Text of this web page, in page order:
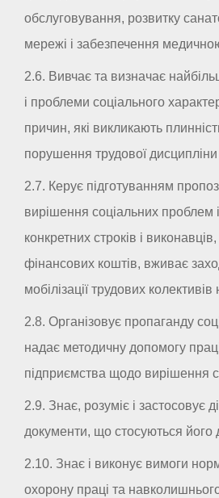
обслуговування, розвитку
мережі і забезпечення
2.6. Вивчає та визначає
і проблеми соціального
причин, які викликають
порушення трудової
2.7. Керує підготуванням
вирішення соціальних проблем
конкретних строків і
фінансових коштів, вживає
мобілізації трудових
2.8. Організовує пропаганду
надає методичну допомогу
підприємства щодо вирішення
2.9. Знає, розуміє і застосовує
документи, що стосуються його
2.10. Знає і виконує вимоги
охорону праці та